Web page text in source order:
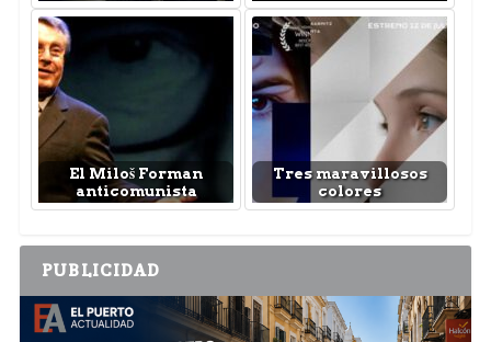
El Miloš Forman
anticomunista
Tres maravillosos
colores
PUBLICIDAD